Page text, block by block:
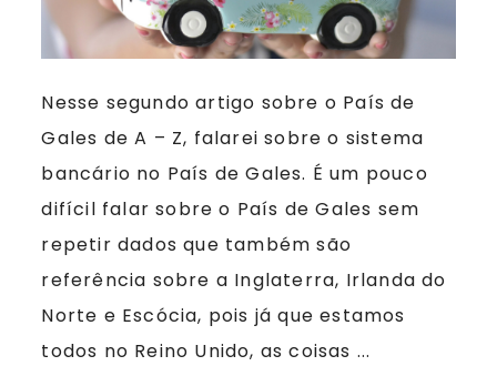
Nesse segundo artigo sobre o País de
Gales de A – Z, falarei sobre o sistema
bancário no País de Gales. É um pouco
difícil falar sobre o País de Gales sem
repetir dados que também são
referência sobre a Inglaterra, Irlanda do
Norte e Escócia, pois já que estamos
todos no Reino Unido, as coisas ...